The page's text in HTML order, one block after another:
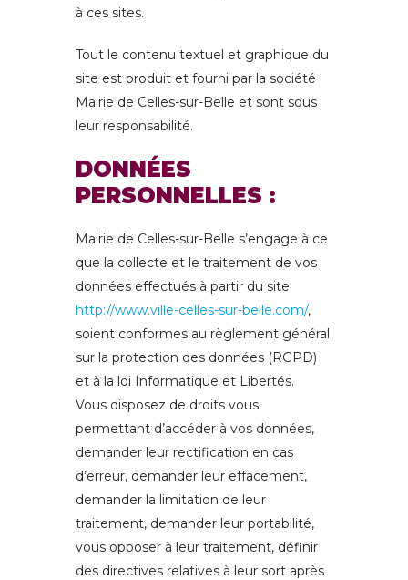
à ces sites.
Tout le contenu textuel et graphique du
site est produit et fourni par la société
Mairie de Celles-sur-Belle et sont sous
leur responsabilité.
DONNÉES
PERSONNELLES :
Mairie de Celles-sur-Belle s’engage à ce
que la collecte et le traitement de vos
données effectués à partir du site
http://www.ville-celles-sur-belle.com/,
soient conformes au règlement général
sur la protection des données (RGPD)
et à la loi Informatique et Libertés.
Vous disposez de droits vous
permettant d’accéder à vos données,
demander leur rectification en cas
d’erreur, demander leur effacement,
demander la limitation de leur
traitement, demander leur portabilité,
vous opposer à leur traitement, définir
des directives relatives à leur sort après